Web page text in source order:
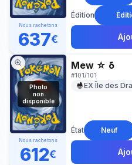
Nous rachetons
637€
Édition
Photo
non
disponible
Nous rachetons
612€
Mew ☆ δ
#101/101
EX Île des
État Neuf